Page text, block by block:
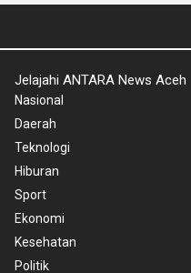
Jelajahi ANTARA News Aceh
Nasional
Daerah
Teknologi
Hiburan
Sport
Ekonomi
Kesehatan
Politik